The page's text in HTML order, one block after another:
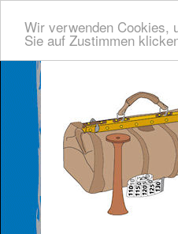
Wir verwenden Cookies,
Sie auf Zustimmen